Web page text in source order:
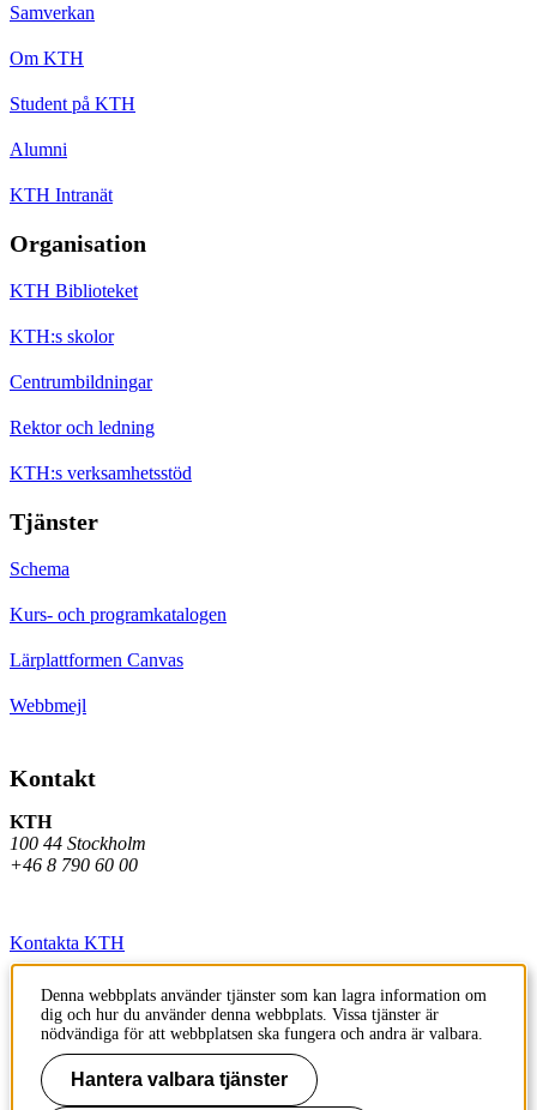
Samverkan
Om KTH
Student på KTH
Alumni
KTH Intranät
Organisation
KTH Biblioteket
KTH:s skolor
Centrumbildningar
Rektor och ledning
KTH:s verksamhetsstöd
Tjänster
Schema
Kurs- och programkatalogen
Lärplattformen Canvas
Webbmejl
Kontakt
KTH
100 44 Stockholm
+46 8 790 60 00
Kontakta KTH
Jobba på KTH
Press och media
Faktura och betalning KTH
Denna webbplats använder tjänster som kan lagra information om
dig och hur du använder denna webbplats. Vissa tjänster är
nödvändiga för att webbplatsen ska fungera och andra är valbara.
Hantera valbara tjänster